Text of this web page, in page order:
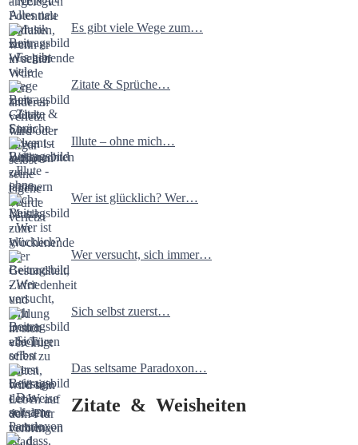
Es gibt viele Wege zum…
Zitate & Sprüche…
Illute – ohne mich…
Wer ist glücklich? Wer…
Wer versucht, sich immer…
Sich selbst zuerst…
Das seltsame Paradoxon…
Zitate & Weisheiten